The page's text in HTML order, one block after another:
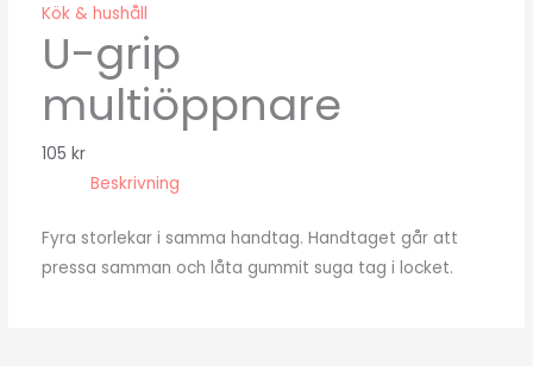
Kök & hushåll
U-grip
multiöppnare
105 kr
Beskrivning
Fyra storlekar i samma handtag. Handtaget går att
pressa samman och låta gummit suga tag i locket.